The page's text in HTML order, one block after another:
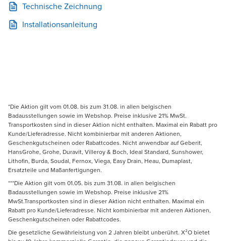
Technische Zeichnung
Installationsanleitung
*Die Aktion gilt vom 01.08. bis zum 31.08. in allen belgischen
Badausstellungen sowie im Webshop. Preise inklusive 21% MwSt.
Transportkosten sind in dieser Aktion nicht enthalten. Maximal ein Rabatt pro
Kunde/Lieferadresse. Nicht kombinierbar mit anderen Aktionen,
Geschenkgutscheinen oder Rabattcodes. Nicht anwendbar auf Geberit,
HansGrohe, Grohe, Duravit, Villeroy & Boch, Ideal Standard, Sunshower,
Lithofin, Burda, Soudal, Fernox, Viega, Easy Drain, Heau, Dumaplast,
Ersatzteile und Maßanfertigungen.
***Die Aktion gilt vom 01.05. bis zum 31.08. in allen belgischen
Badausstellungen sowie im Webshop. Preise inklusive 21%
MwSt.Transportkosten sind in dieser Aktion nicht enthalten. Maximal ein
Rabatt pro Kunde/Lieferadresse. Nicht kombinierbar mit anderen Aktionen,
Geschenkgutscheinen oder Rabattcodes.
Die gesetzliche Gewährleistung von 2 Jahren bleibt unberührt. X²O bietet